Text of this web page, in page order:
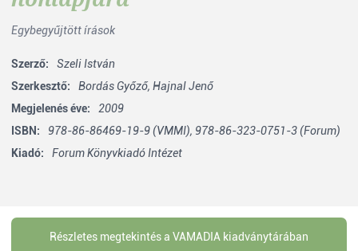
Egybegyűjtött írások
Szerző:
Szeli István
Szerkesztő:
Bordás Győző, Hajnal Jenő
Megjelenés éve:
2009
ISBN:
978-86-86469-19-9 (VMMI), 978-86-323-0751-3 (Forum)
Kiadó:
Forum Könyvkiadó Intézet
Részletes megtekintés a VAMADIA kiadványtárában